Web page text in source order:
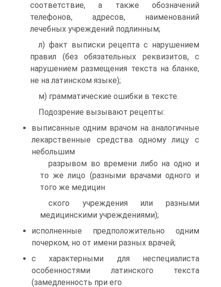
соответствие, а также обозначений
телефонов, адресов, наименований
лечебных учреждений подлинным;
л) факт выписки рецепта с нарушением
правил (без обязательных реквизитов, с
нарушением размещения текста на бланке,
не на латинском языке);
м) грамматические ошибки в тексте.
Подозрение вызывают рецепты:
выписанные одним врачом на аналогичные
лекарственные средства одному лицу с
небольшим
разрывом во времени либо на одно и
то же лицо (разными врачами одного и
того же медицин
ского учреждения или разными
медицинскими учреждениями);
исполненные предположительно одним
почерком, но от имени разных врачей;
с характерными для неспециалиста
особенностями латинского текста
(замедленность при его